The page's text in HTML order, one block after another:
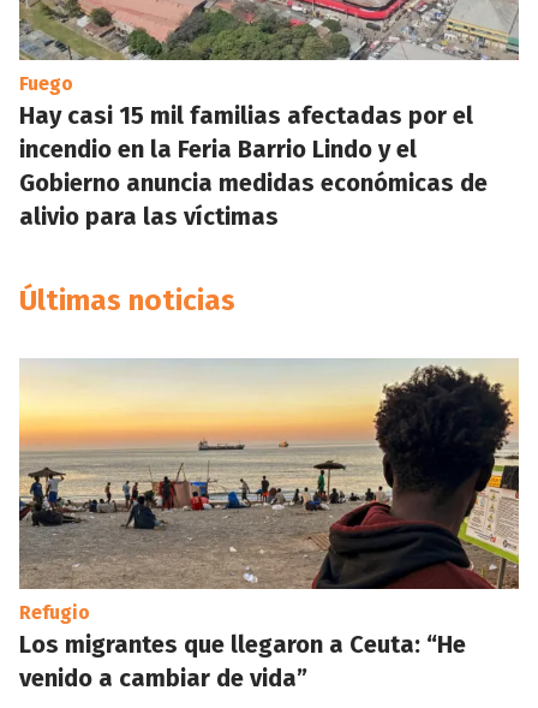
Fuego
Hay casi 15 mil familias afectadas por el
incendio en la Feria Barrio Lindo y el
Gobierno anuncia medidas económicas de
alivio para las víctimas
Últimas noticias
Refugio
Los migrantes que llegaron a Ceuta: “He
venido a cambiar de vida”